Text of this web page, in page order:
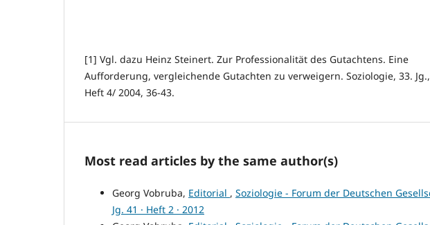
[1] Vgl. dazu Heinz Steinert. Zur Professionalität des Gutachtens. Eine
Aufforderung, vergleichende Gutachten zu verweigern. Soziologie, 33. Jg.,
Heft 4/ 2004, 36-43.
Most read articles by the same author(s)
Georg Vobruba, Editorial , Soziologie - Forum der Deutschen
Jg. 41 · Heft 2 · 2012